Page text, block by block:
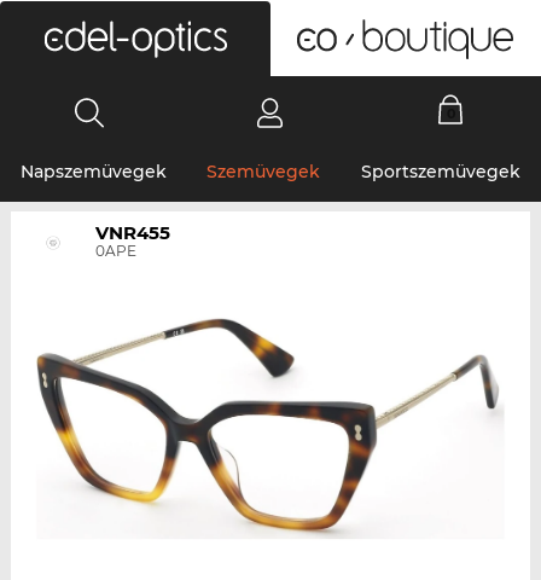
Napszemüvegek Szemüvegek Sportszemüvegek
VNR455
0APE